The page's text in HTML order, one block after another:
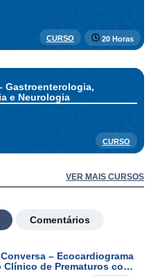
CURSO 20 Horas
Gastroenterologia,
e Neurologia
CURSO
VER MAIS CURSOS
Comentários
– Ecocardiograma
Clínico de Prematuros com